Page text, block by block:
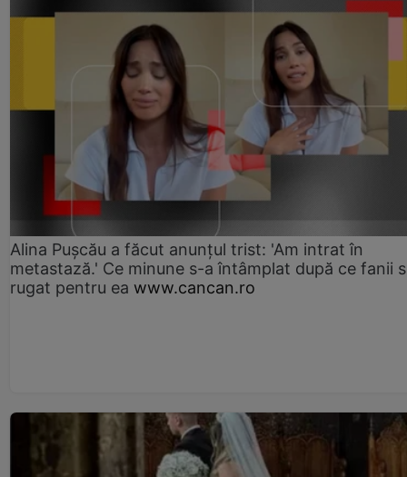
Alina Pușcău a făcut anunțul trist: 'Am intrat în
metastază.' Ce minune s-a întâmplat după ce fanii
rugat pentru ea www.cancan.ro